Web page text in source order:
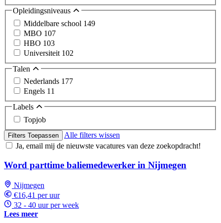
Opleidingsniveaus
Middelbare school 149
MBO 107
HBO 103
Universiteit 102
Talen
Nederlands 177
Engels 11
Labels
Topjob
Filters Toepassen
Alle filters wissen
Ja, email mij de nieuwste vacatures van deze zoekopdracht!
Word parttime baliemedewerker in Nijmegen
Nijmegen
€16,41 per uur
32 - 40 uur per week
Lees meer